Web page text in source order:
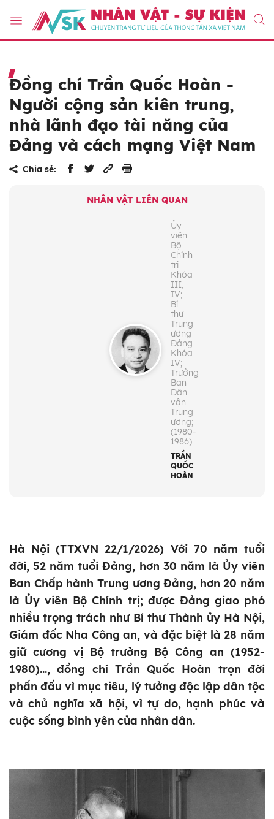
Đồng chí Trần Quốc Hoàn -
Người cộng sản kiên trung,
nhà lãnh đạo tài năng của
Đảng và cách mạng Việt Nam
Chia sẻ:
NHÂN VẬT LIÊN QUAN
Ủy
viên
Bộ
Chính
trị
Khóa
III,
IV;
Bí
thư
Trung
ương
Đảng
Khóa
IV;
Trưởng
Ban
Dân
vận
Trung
ương;
(1980-
1986)
TRẦN
QUỐC
HOÀN
Hà Nội (TTXVN 22/1/2026) Với 70 năm tuổi
đời, 52 năm tuổi Đảng, hơn 30 năm là Ủy viên
Ban Chấp hành Trung ương Đảng, hơn 20 năm
là Ủy viên Bộ Chính trị; được Đảng giao phó
nhiều trọng trách như Bí thư Thành ủy Hà Nội,
Giám đốc Nha Công an, và đặc biệt là 28 năm
giữ cương vị Bộ trưởng Bộ Công an (1952-
1980)..., đồng chí Trần Quốc Hoàn trọn đời
phấn đấu vì mục tiêu, lý tưởng độc lập dân tộc
và chủ nghĩa xã hội, vì tự do, hạnh phúc và
cuộc sống bình yên của nhân dân.